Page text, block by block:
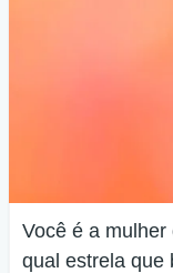
Você é a
qual estrela que